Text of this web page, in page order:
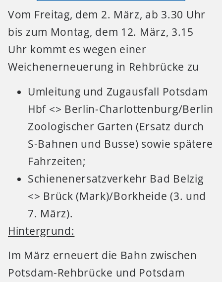
Vom Freitag, dem 2. März, ab 3.30 Uhr
bis zum Montag, dem 12. März, 3.15
Uhr kommt es wegen einer
Weichenerneuerung in Rehbrücke zu
Umleitung und Zugausfall Potsdam
Hbf <> Berlin-Charlottenburg/Berlin
Zoologischer Garten (Ersatz durch
S-Bahnen und Busse) sowie spätere
Fahrzeiten;
Schienenersatzverkehr Bad Belzig
<> Brück (Mark)/Borkheide (3. und
7. März).
Hintergrund:
Im März erneuert die Bahn zwischen
Potsdam-Rehbrücke und Potsdam